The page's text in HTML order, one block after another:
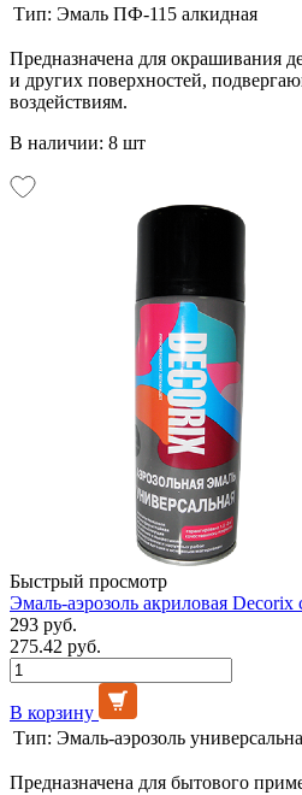
Тип: Эмаль ПФ-115 алкидная
Предназначена для окрашивания
и других поверхностей,
воздействиям.
В наличии: 8 шт
Быстрый просмотр
Эмаль-аэрозоль акриловая
293 руб.
275.42 руб.
В корзину
Тип: Эмаль-аэрозоль
Предназначена для бытового